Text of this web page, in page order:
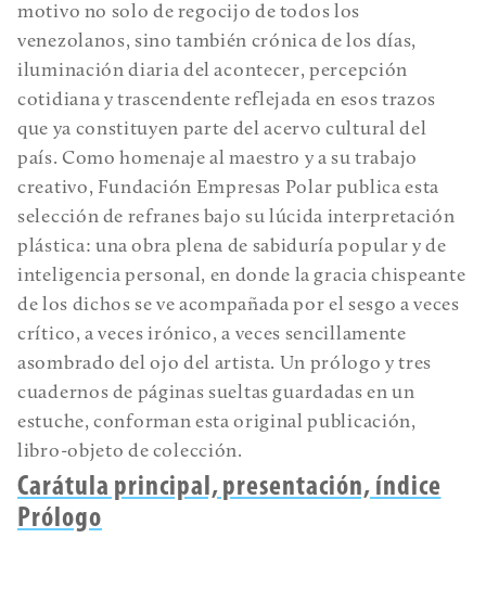
motivo no solo de regocijo de todos los
venezolanos, sino también crónica de los días,
iluminación diaria del acontecer, percepción
cotidiana y trascendente reflejada en esos trazos
que ya constituyen parte del acervo cultural del
país. Como homenaje al maestro y a su trabajo
creativo, Fundación Empresas Polar publica esta
selección de refranes bajo su lúcida interpretación
plástica: una obra plena de sabiduría popular y de
inteligencia personal, en donde la gracia chispeante
de los dichos se ve acompañada por el sesgo a veces
crítico, a veces irónico, a veces sencillamente
asombrado del ojo del artista. Un prólogo y tres
cuadernos de páginas sueltas guardadas en un
estuche, conforman esta original publicación,
libro-objeto de colección.
Carátula principal, presentación, índice
Prólogo